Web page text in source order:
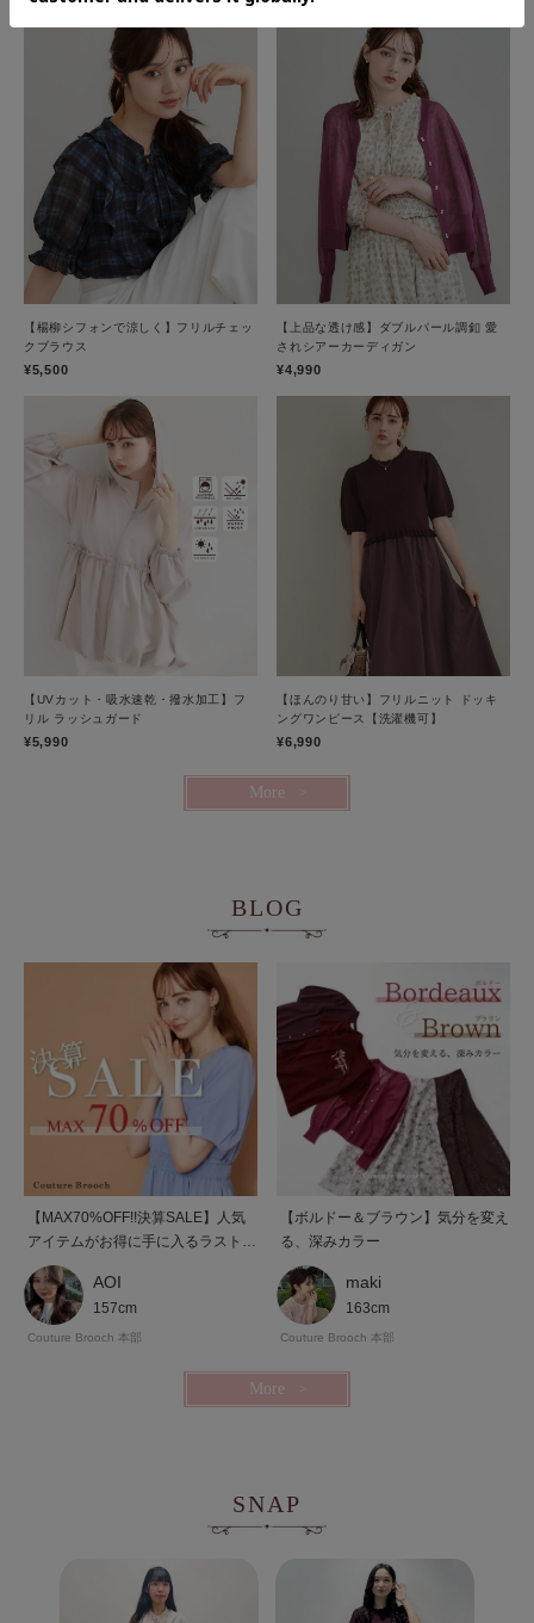
【楊柳シフォンで涼しく】フリルチェッ
クブラウス
¥5,500
【上品な透け感】ダブルパール調釦 愛
されシアーカーディガン
¥4,990
【UVカット・吸水速乾・撥水加工】フ
リル ラッシュガード
¥5,990
【ほんのり甘い】フリルニット ドッキ
ングワンピース【洗濯機可】
¥6,990
More
BLOG
【MAX70%OFF!!決算SALE】人気
アイテムがお得に手に入るラストチ
ャンス！
AOI
157cm
Couture Brooch 本部
【ボルドー＆ブラウン】気分を変え
る、深みカラー
maki
163cm
Couture Brooch 本部
More
SNAP